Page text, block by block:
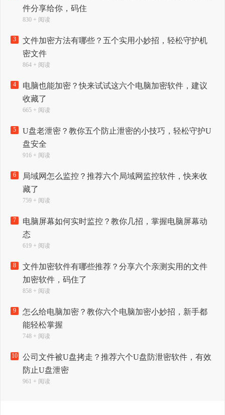
件分享给你，码住
830 + 阅读
3
文件加密方法有哪些？五个实用小妙招，轻松守护机
密文件
864 + 阅读
4
电脑也能加密？快来试试这六个电脑加密软件，建议
收藏了
665 + 阅读
5
U盘老泄密？教你五个防止泄密的小技巧，轻松守护U
盘安全
916 + 阅读
6
局域网怎么监控？推荐六个局域网监控软件，快来收
藏了
759 + 阅读
7
电脑屏幕如何实时监控？教你几招，掌握电脑屏幕动
态
619 + 阅读
8
文件加密软件有哪些推荐？分享六个亲测实用的文件
加密软件，码住了
858 + 阅读
9
怎么给电脑加密？教你六个电脑加密小妙招，新手都
能轻松掌握
748 + 阅读
10
公司文件被U盘拷走？推荐六个U盘防泄密软件，有效
防止U盘泄密
961 + 阅读